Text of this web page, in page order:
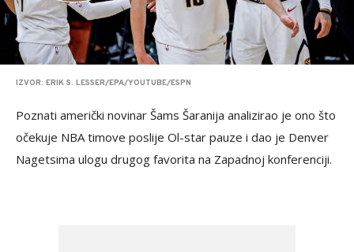
IZVOR: ERIK S. LESSER/EPA/YOUTUBE/ESPN
Poznati američki novinar Šams Šaranija analizirao je ono što
očekuje NBA timove poslije Ol-star pauze i dao je Denver
Nagetsima ulogu drugog favorita na Zapadnoj konferenciji.